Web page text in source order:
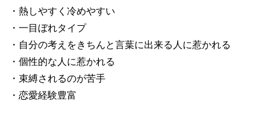
・熱しやすく冷めやすい
・一目ぼれタイプ
・自分の考えをきちんと言葉に出来る人に惹かれる
・個性的な人に惹かれる
・束縛されるのが苦手
・恋愛経験豊富